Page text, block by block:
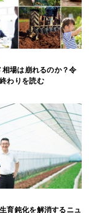
場は崩れるのか？令
わりを読む
育鈍化を解消するニュ